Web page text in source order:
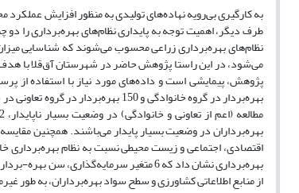
به کارگیری بی‌رویه نهاده‌های تولیدی به منظور افزایش
طرف دیگر، اهمیت توجه به پایداری نظام‌های بهره‌برداری را
نظام‌های بهره‌برداری زراعی محسوب می‌شوند که شناسایی
می‌شود، در این راستا پژوهش حاضر در شهرستان آق‌قلا با هدف
بهره‌برداران در وضعیت بسیار پایدار می‌باشند. همچنین مقایسه
اقتصادی، اجتماعی و زیست محیطی نسبت به نظام بهره‌‌برداری
بهره‌‌برداری نشان داد که 6 متغیر
از منابع اطلاعاتی کشاورزی و سطح سواد بهره‌برداران، به طور